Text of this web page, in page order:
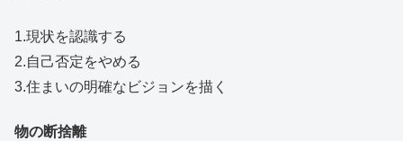
1.現状を認識する
2.自己否定をやめる
3.住まいの明確なビジョンを描く
物の断捨離